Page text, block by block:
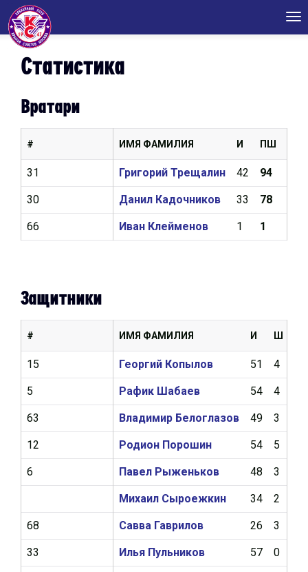
Статистика
Вратари
ИМЯ ФАМИЛИЯ И ПШ
Григорий Трещалин 42 94
Данил Кадочников 33 78
Иван Клейменов 1 1
#
31
30
66
Защитники
ИМЯ ФАМИЛИЯ И Ш
Георгий Копылов 51 4
Рафик Шабаев 54 4
Владимир Белоглазов 49 3
Родион Порошин 54 5
Павел Рыженьков 48 3
Михаил Сыроежкин 34 2
Савва Гаврилов 26 3
Илья Пульников 57 0
#
15
5
63
12
6
68
33